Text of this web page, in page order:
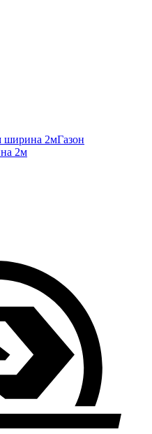
ширина 2мГазон
2м